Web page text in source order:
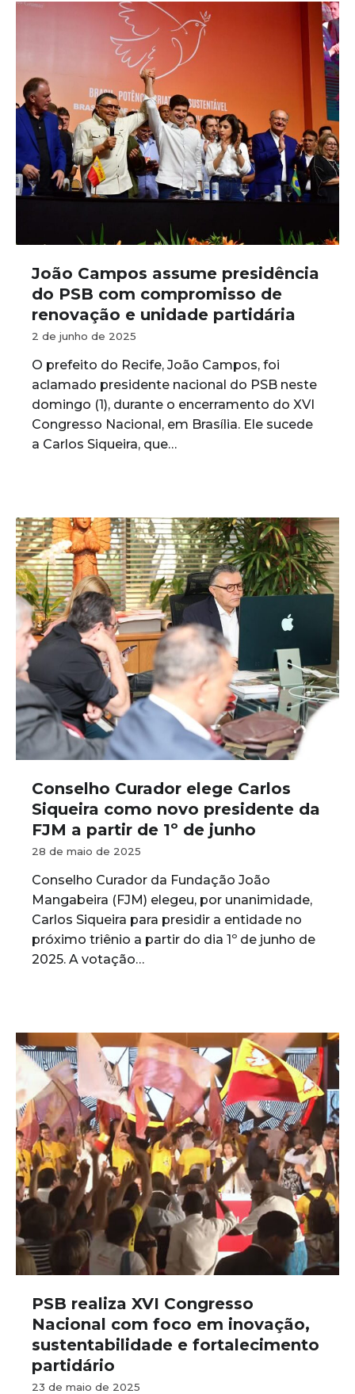
João Campos assume presidência
do PSB com compromisso de
renovação e unidade partidária
2 de junho de 2025
O prefeito do Recife, João Campos, foi
aclamado presidente nacional do PSB neste
domingo (1), durante o encerramento do XVI
Congresso Nacional, em Brasília. Ele sucede
a Carlos Siqueira, que…
Conselho Curador elege Carlos
Siqueira como novo presidente da
FJM a partir de 1º de junho
28 de maio de 2025
Conselho Curador da Fundação João
Mangabeira (FJM) elegeu, por unanimidade,
Carlos Siqueira para presidir a entidade no
próximo triênio a partir do dia 1º de junho de
2025. A votação…
PSB realiza XVI Congresso
Nacional com foco em inovação,
sustentabilidade e fortalecimento
partidário
23 de maio de 2025